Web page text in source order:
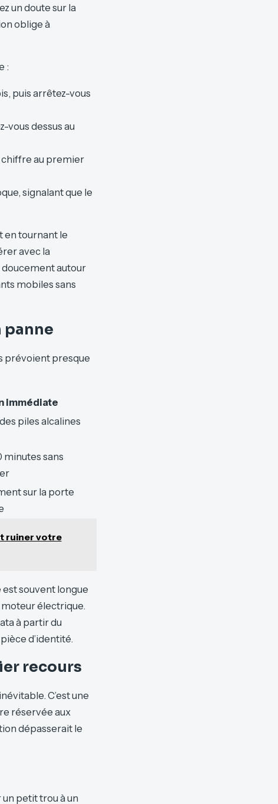
un doute sur la
oblige à
:
puis arrêtez-vous
vous dessus au
chiffre au premier
signalant que le
en tournant le
avec la
doucement autour
mobiles sans
panne
prévoient presque
immédiate
piles alcalines
minutes sans
sur la porte
ruiner votre
souvent longue
électrique.
à partir du
d’identité.
recours
C’est une
réservée aux
dépasserait le
petit trou à un